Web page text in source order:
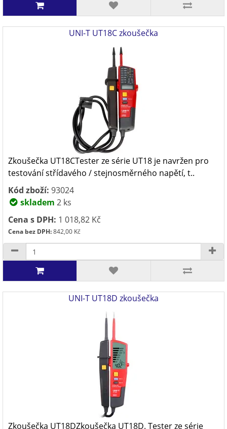
UNI-T UT18C zkoušečka
Zkoušečka UT18CTester ze série UT18 je navržen pro
testování střídavého / stejnosměrného napětí, t..
Kód zboží: 93024
skladem 2 ks
Cena s DPH: 1 018,82 Kč
Cena bez DPH:842,00 Kč
UNI-T UT18D zkoušečka
Zkoušečka UT18DZkoušečka UT18D. Tester ze série